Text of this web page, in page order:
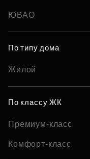
ЮВАО
По типу дома
Жилой
По классу ЖК
Премиум-класс
Комфорт-класс